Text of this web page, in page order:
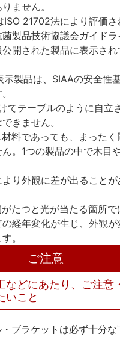
ません。
21702法により評価さ
製品技術協議会ガイドラ
開された製品に表示され
製品は、SIAAの安全性
てテーブルのように自立
きません。
料であっても、まったく
。1つの製品の中で木目
り外観に差が出ることが
たつと光が当たる箇所で
経年変化が生じ、外観が
。
ご注意
などにあたり、ご注意
いこと
ブラケットは必ず十分な